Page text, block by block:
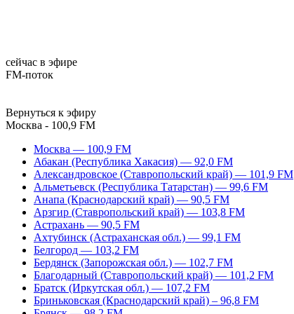
сейчас в эфире
FM-поток
Вернуться к эфиру
Москва - 100,9 FM
Москва — 100,9 FM
Абакан (Республика Хакасия) — 92,0 FM
Александровское (Ставропольский край) — 101,9 FM
Альметьевск (Республика Татарстан) — 99,6 FM
Анапа (Краснодарский край) — 90,5 FM
Арзгир (Ставропольский край) — 103,8 FM
Астрахань — 90,5 FM
Ахтубинск (Астраханская обл.) — 99,1 FM
Белгород — 103,2 FM
Бердянск (Запорожская обл.) — 102,7 FM
Благодарный (Ставропольский край) — 101,2 FM
Братск (Иркутская обл.) — 107,2 FM
Бриньковская (Краснодарский край) – 96,8 FM